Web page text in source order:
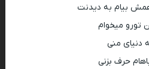
بیام به دیدنت
تورو میخوام
دنیای منی
حرف بزنی